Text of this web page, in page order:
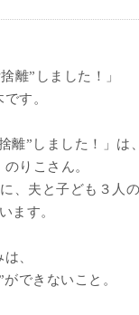
離”しました！」
す。
離”しました！」は、
りこさん。
、夫と子ども３人の
ます。
、
できないこと。